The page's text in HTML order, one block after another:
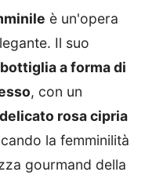
è un'opera
Il suo
bottiglia a forma di
, con un
rosa cipria
la femminilità
gourmand della